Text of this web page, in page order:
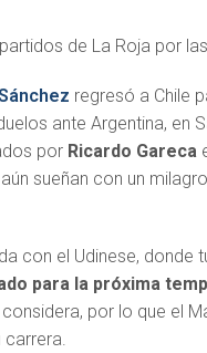
de La Roja por
regresó a Chile
ante Argentina, en
por Ricardo Gareca
sueñan con un
con el Udinese, donde
para la próxima
por lo que el
carrera.